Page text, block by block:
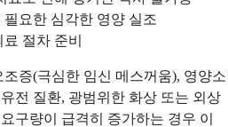
요한 심각한 영양 실조
절차 준비
증(극심한 임신 메스꺼움), 영양소
전 질환, 광범위한 화상 또는 외상
구량이 급격히 증가하는 경우 이